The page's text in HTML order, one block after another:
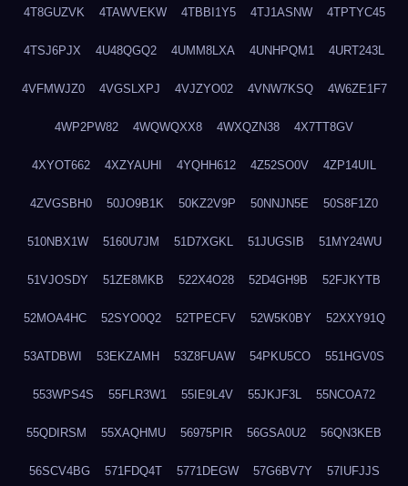
4T8GUZVK 4TAWVEKW 4TBBI1Y5 4TJ1ASNW 4TPTYC45
4TSJ6PJX 4U48QGQ2 4UMM8LXA 4UNHPQM1 4URT243L
4VFMWJZ0 4VGSLXPJ 4VJZYO02 4VNW7KSQ 4W6ZE1F7
4WP2PW82 4WQWQXX8 4WXQZN38 4X7TT8GV
4XYOT662 4XZYAUHI 4YQHH612 4Z52SO0V 4ZP14UIL
4ZVGSBH0 50JO9B1K 50KZ2V9P 50NNJN5E 50S8F1Z0
510NBX1W 5160U7JM 51D7XGKL 51JUGSIB 51MY24WU
51VJOSDY 51ZE8MKB 522X4O28 52D4GH9B 52FJKYTB
52MOA4HC 52SYO0Q2 52TPECFV 52W5K0BY 52XXY91Q
53ATDBWI 53EKZAMH 53Z8FUAW 54PKU5CO 551HGV0S
553WPS4S 55FLR3W1 55IE9L4V 55JKJF3L 55NCOA72
55QDIRSM 55XAQHMU 56975PIR 56GSA0U2 56QN3KEB
56SCV4BG 571FDQ4T 5771DEGW 57G6BV7Y 57IUFJJS